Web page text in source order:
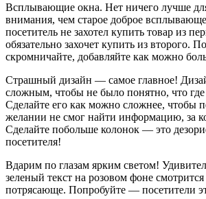
Всплывающие окна. Нет ничего лучше
внимания, чем старое доброе
посетитель не захотел купить товар из
обязательно захочет купить из второго.
скромничайте, добавляйте как можно
Страшный дизайн — самое главное!
сложным, чтобы не было понятно, что где
Сделайте его как можно сложнее, чтобы
желании не смог найти информацию, за
Сделайте побольше колонок — это
посетителя!
Вдарим по глазам ярким светом!
зеленый текст на розовом фоне
потрясающе. Попробуйте — посетители